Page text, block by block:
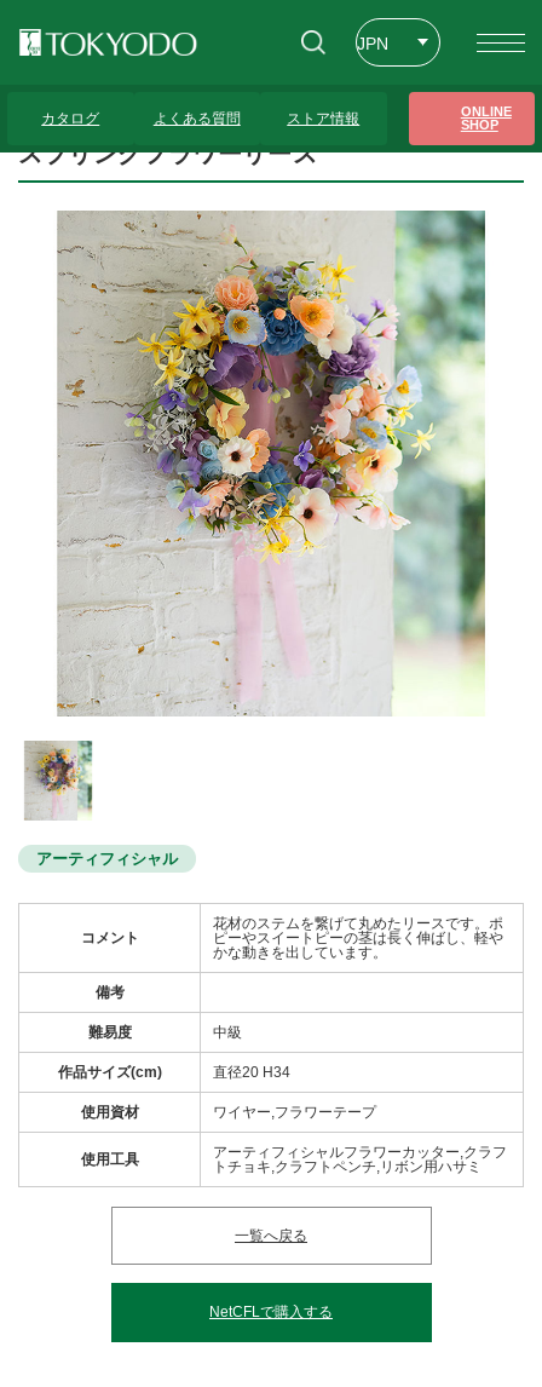
JPN
カタログ よくある質問 ストア情報
ONLINE
SHOP
スプリングフラワーリース
スプリングフラワーリース
アーティフィシャル
コメント
花材のステムを繋げて丸めたリースです。ポ
ピーやスイートピーの茎は長く伸ばし、軽や
かな動きを出しています。
備考
難易度 中級
作品サイズ(cm) 直径20 H34
使用資材 ワイヤー,フラワーテープ
使用工具
アーティフィシャルフラワーカッター,クラフ
トチョキ,クラフトペンチ,リボン用ハサミ
一覧へ戻る
NetCFLで購入する